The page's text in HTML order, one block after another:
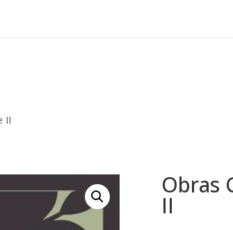
II
Obras
II